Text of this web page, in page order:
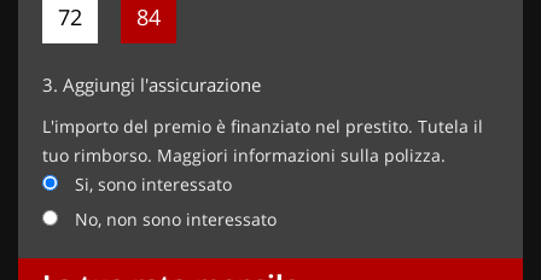
72 84
3. Aggiungi l'assicurazione
L'importo del premio è finanziato nel prestito. Tutela il
tuo rimborso. Maggiori informazioni sulla polizza.
Si, sono interessato
No, non sono interessato